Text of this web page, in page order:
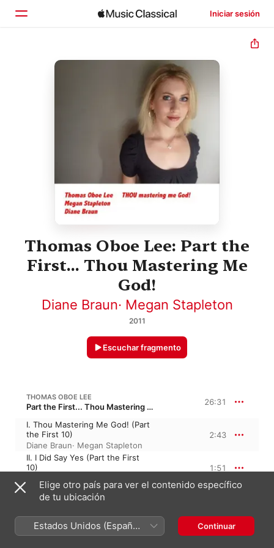
Iniciar sesión
Inicio
Thomas Oboe Lee: Part the
First... Thou Mastering Me
God!
Diane Braun· Megan Stapleton
2011
Escuchar fragmento
THOMAS OBOE LEE
Part the First... Thou Mastering Me God! 26:31
I. Thou Mastering Me God! (Part
the First 10)
Diane Braun· Megan Stapleton
2:43
II. I Did Say Yes (Part the First
10)
Megan Stapleton
1:51
III. The Frown of His Face (Part
the First 10)
IV. I Am Soft Sift (Part the First
10)
3:00
Elige otro país para ver el contenido específico
de tu ubicación
Estados Unidos (Español
México)
Continuar